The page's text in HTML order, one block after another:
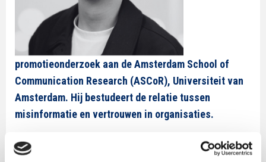
promotieonderzoek aan de Amsterdam School of
Communication Research (ASCoR), Universiteit van
Amsterdam. Hij bestudeert de relatie tussen
misinformatie en vertrouwen in organisaties.
Jolan heeft een achtergrond in de sociologie (KU
Leuven, België, 2021) en communicatiewetenschappen